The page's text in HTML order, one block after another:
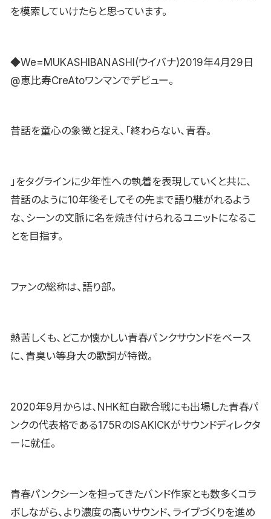
を模索していけたらと思っています。
◆We=MUKASHIBANASHI(ウイバナ)2019年4月29日
@恵比寿CreAtoワンマンでデビュー。
昔話を童心の象徴と捉え、「終わらない、青春。
」をタグラインに少年性への執着を表現していくと共に、
昔話のように10年後そしてその先まで語り継がれるよう
な、シーンの文脈に名を焼き付けられるユニットになるこ
とを目指す。
ファンの総称は、語り部。
熱苦しくも、どこか懐かしい青春パンクサウンドをベース
に、青臭い等身大の歌詞が特徴。
2020年9月からは、NHK紅白歌合戦にも出場した青春パ
ンクの代表格である175RのISAKICKがサウンドディレクタ
ーに就任。
青春パンクシーンを担ってきたバンド作家とも数多くコラ
ボしながら、より濃度の高いサウンド、ライブづくりを進め